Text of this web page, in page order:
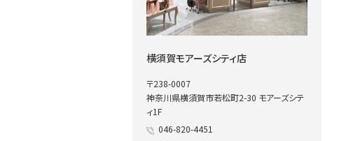
横須賀モアーズシティ店
〒238-0007
神奈川県横須賀市若松町2-30 モアーズシテ
ィ1F
046-820-4451